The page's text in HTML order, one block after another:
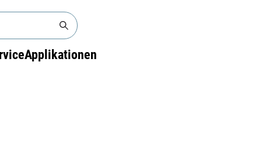
Applikationen